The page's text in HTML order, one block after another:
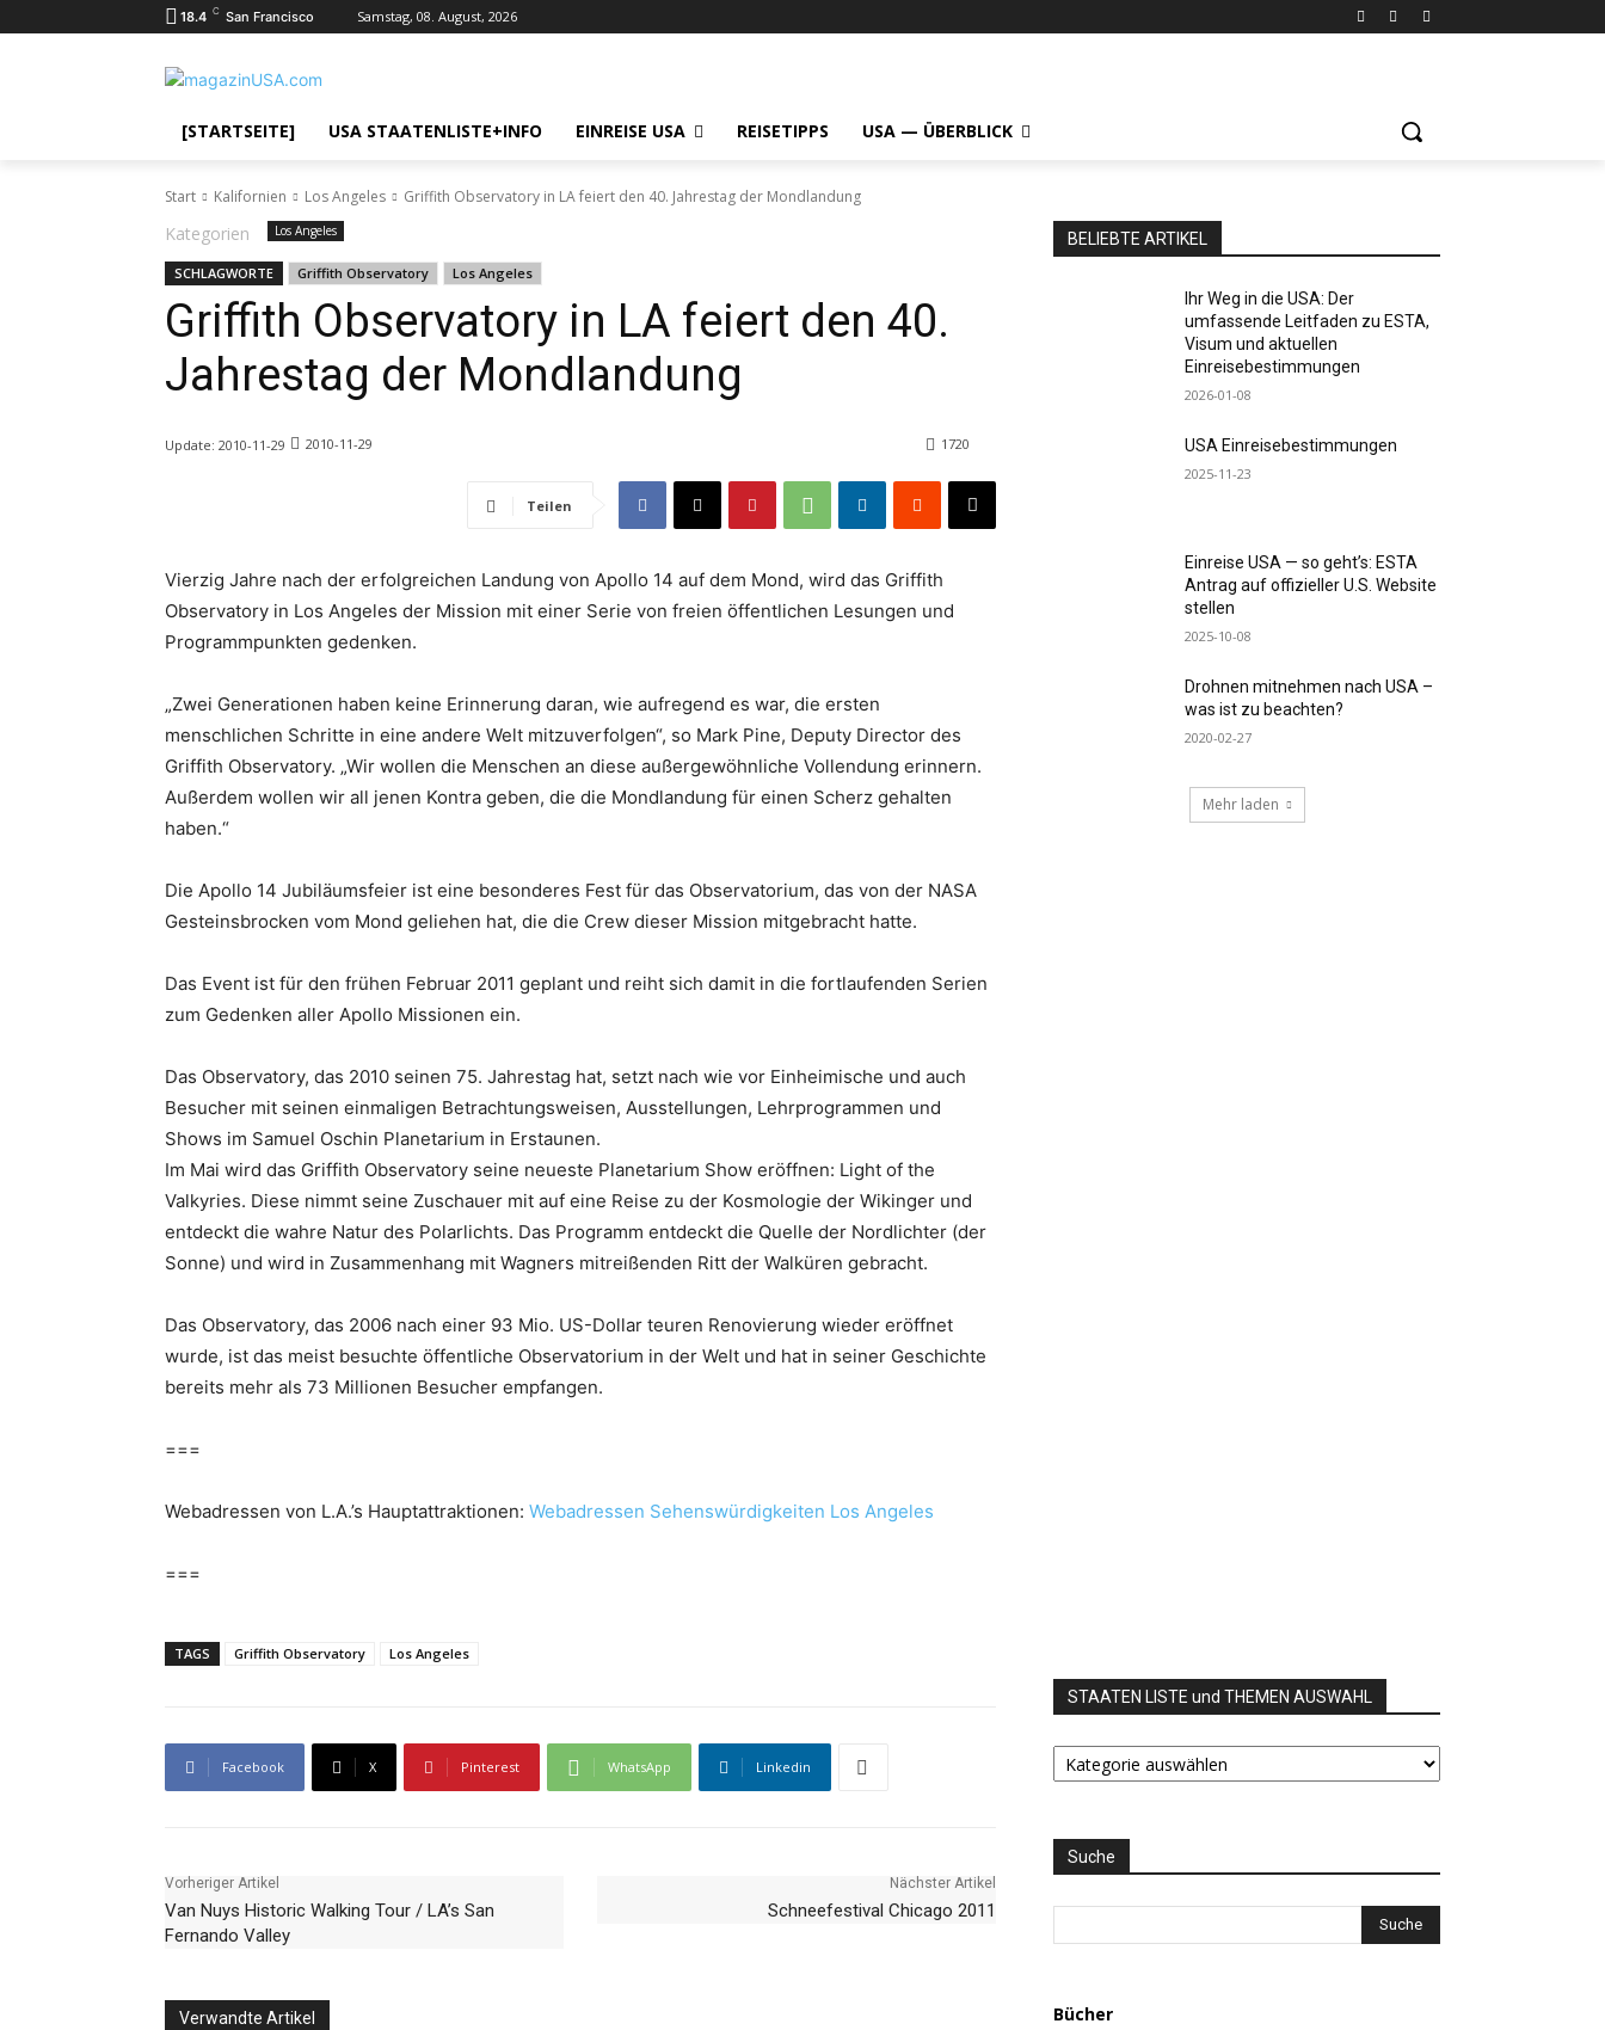
18.4 C San Francisco Samstag, 08. August, 2026
[STARTSEITE] USA STAATENLISTE+INFO EINREISE USA REISETIPPS USA — ÜBERBLICK
Start Kalifornien Los Angeles Griffith Observatory in LA feiert den 40. Jahrestag der Mondlandung
Kategorien Los Angeles
SCHLAGWORTE Griffith Observatory Los Angeles
Griffith Observatory in LA feiert den 40.
Jahrestag der Mondlandung
Update: 2010-11-29 2010-11-29 1720
Teilen
Vierzig Jahre nach der erfolgreichen Landung von Apollo 14 auf dem Mond, wird das Griffith
Observatory in Los Angeles der Mission mit einer Serie von freien öffentlichen Lesungen und
Programmpunkten gedenken.
„Zwei Generationen haben keine Erinnerung daran, wie aufregend es war, die ersten
menschlichen Schritte in eine andere Welt mitzuverfolgen“, so Mark Pine, Deputy Director des
Griffith Observatory. „Wir wollen die Menschen an diese außergewöhnliche Vollendung erinnern.
Außerdem wollen wir all jenen Kontra geben, die die Mondlandung für einen Scherz gehalten
haben.“
Die Apollo 14 Jubiläumsfeier ist eine besonderes Fest für das Observatorium, das von der NASA
Gesteinsbrocken vom Mond geliehen hat, die die Crew dieser Mission mitgebracht hatte.
Das Event ist für den frühen Februar 2011 geplant und reiht sich damit in die fortlaufenden Serien
zum Gedenken aller Apollo Missionen ein.
Das Observatory, das 2010 seinen 75. Jahrestag hat, setzt nach wie vor Einheimische und auch
Besucher mit seinen einmaligen Betrachtungsweisen, Ausstellungen, Lehrprogrammen und
Shows im Samuel Oschin Planetarium in Erstaunen.
Im Mai wird das Griffith Observatory seine neueste Planetarium Show eröffnen: Light of the
Valkyries. Diese nimmt seine Zuschauer mit auf eine Reise zu der Kosmologie der Wikinger und
entdeckt die wahre Natur des Polarlichts. Das Programm entdeckt die Quelle der Nordlichter (der
Sonne) und wird in Zusammenhang mit Wagners mitreißenden Ritt der Walküren gebracht.
Das Observatory, das 2006 nach einer 93 Mio. US-Dollar teuren Renovierung wieder eröffnet
wurde, ist das meist besuchte öffentliche Observatorium in der Welt und hat in seiner Geschichte
bereits mehr als 73 Millionen Besucher empfangen.
===
Webadressen von L.A.’s Hauptattraktionen: Webadressen Sehenswürdigkeiten Los Angeles
===
TAGS Griffith Observatory Los Angeles
Facebook X Pinterest WhatsApp Linkedin
Vorheriger Artikel
Van Nuys Historic Walking Tour / LA’s San
Fernando Valley
Nächster Artikel
Schneefestival Chicago 2011
Verwandte Artikel
BELIEBTE ARTIKEL
Ihr Weg in die USA: Der
umfassende Leitfaden zu ESTA,
Visum und aktuellen
Einreisebestimmungen
2026-01-08
USA Einreisebestimmungen
2025-11-23
Einreise USA — so geht’s: ESTA
Antrag auf offizieller U.S. Website
stellen
2025-10-08
Drohnen mitnehmen nach USA –
was ist zu beachten?
2020-02-27
Mehr laden
STAATEN LISTE und THEMEN AUSWAHL
STAATEN
LISTE
AUSWAHL
Suche
Bücher